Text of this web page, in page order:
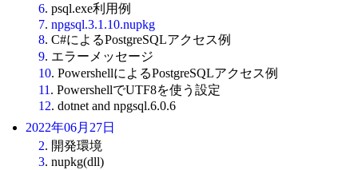
6. psql.exe利用例
7. npgsql.3.1.10.nupkg
8. C#によるPostgreSQLアクセス例
9. エラーメッセージ
10. PowershellによるPostgreSQLアクセス例
11 . PowershellでUTF8を使う設定
12. dotnet and npgsql.6.0.6
2022年06月27日
2. 開発環境
3. nupkg(dll)